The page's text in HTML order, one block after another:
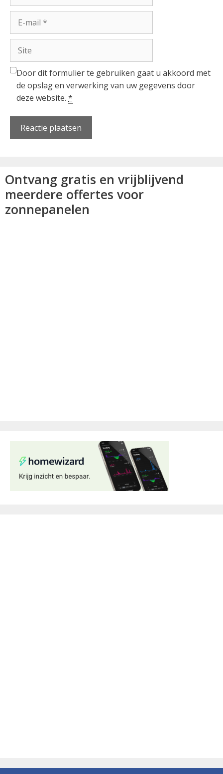
mail
Door dit formulier te gebruiken gaat u akkoord met
de opslag en verwerking van uw gegevens door
deze website. *
Ontvang gratis en vrijblijvend
meerdere offertes voor
zonnepanelen